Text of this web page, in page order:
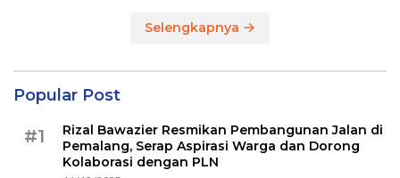
Selengkapnya
Popular Post
#1
Rizal Bawazier Resmikan Pembangunan Jalan di
Pemalang, Serap Aspirasi Warga dan Dorong
Kolaborasi dengan PLN